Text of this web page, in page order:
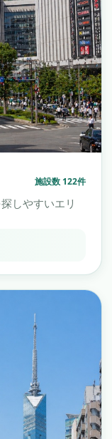
施設数 122件
しやすいエリ